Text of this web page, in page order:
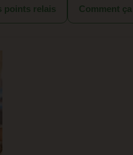
points relais Comment